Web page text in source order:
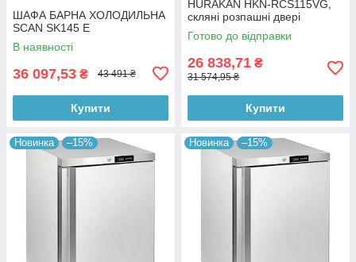
ШАФА БАРНА ХОЛОДИЛЬНА
SCAN SK145 E
В наявності
36 097,53 ₴ 43 491 ₴
Купити
HURAKAN HKN-RCS115VG,
скляні розпашні двері
Готово до відправки
26 838,71 ₴
31 574,95 ₴
Купити
Новинка –15% Новинка –15%